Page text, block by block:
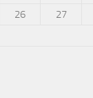
26 27